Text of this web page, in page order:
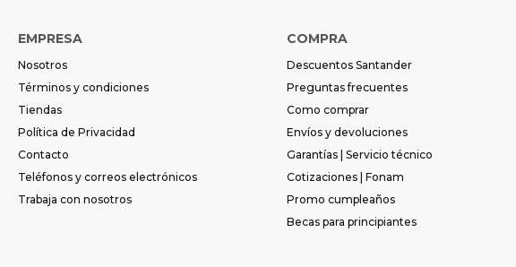
EMPRESA
Nosotros
Términos y condiciones
Tiendas
Política de Privacidad
Contacto
Teléfonos y correos electrónicos
Trabaja con nosotros
COMPRA
Descuentos Santander
Preguntas frecuentes
Como comprar
Envíos y devoluciones
Garantías | Servicio técnico
Cotizaciones | Fonam
Promo cumpleaños
Becas para principiantes